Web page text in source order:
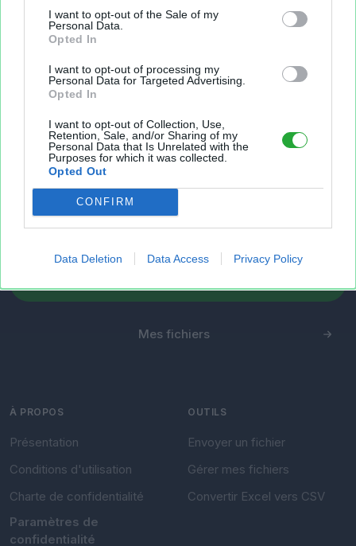
I want to opt-out of the Sale of my
Personal Data.
Opted In
I want to opt-out of processing my
Personal Data for Targeted Advertising.
Opted In
I want to opt-out of Collection, Use,
Retention, Sale, and/or Sharing of my
Personal Data that Is Unrelated with the
Purposes for which it was collected.
Opted Out
CONFIRM
Data Deletion Data Access Privacy Policy
Fichier XLS est un service d'hébergement gratuit
et sans inscription, permettant de partager et
d'archiver facilement vos feuilles de calcul Excel
et Openoffice.
Mes fichiers
À PROPOS
Présentation
Conditions d'utilisation
Charte de confidentialité
Paramètres de
confidentialité
OUTILS
Envoyer un fichier
Gérer mes fichiers
Convertir Excel vers CSV